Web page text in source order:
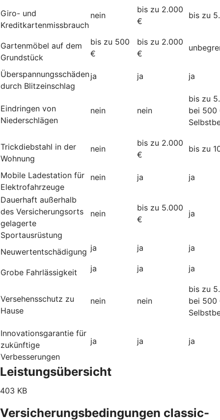
Giro- und
Kreditkartenmissbrauch
nein
bis zu 2.000
€
bis zu
Gartenmöbel auf dem
Grundstück
bis zu 500
€
bis zu 2.000
€
Überspannungsschäden
durch Blitzeinschlag
ja ja ja
Eindringen von
Niederschlägen
nein nein
bis zu
bei 500
Trickdiebstahl in der
Wohnung
nein
bis zu 2.000
€
bis zu
Mobile Ladestation für
Elektrofahrzeuge
nein ja ja
Dauerhaft außerhalb
des Versicherungsorts
gelagerte
Sportausrüstung
nein
bis zu 5.000
€
ja
Neuwertentschädigung ja ja ja
Grobe Fahrlässigkeit ja ja ja
Versehensschutz zu
Hause
nein nein
bis zu
bei 500
Innovationsgarantie für
zukünftige
Verbesserungen
ja ja ja
Leistungsübersicht
403 KB
Versicherungsbedingungen classic-